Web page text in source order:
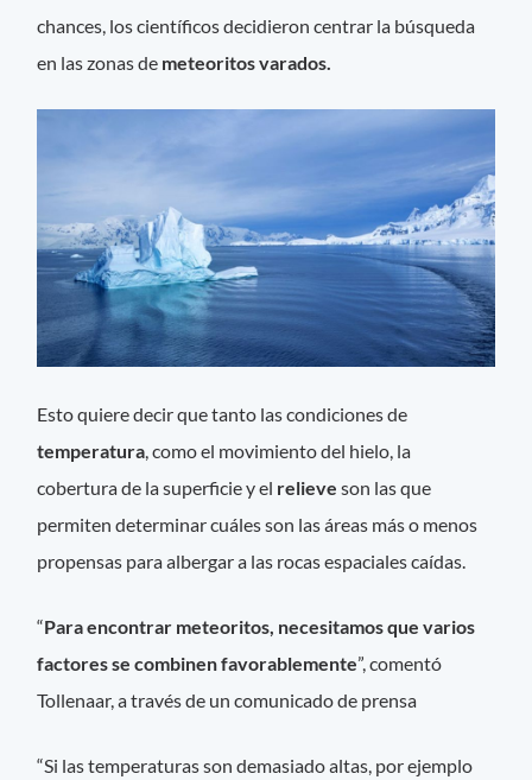
chances, los científicos decidieron centrar la búsqueda
en las zonas de meteoritos varados.
Esto quiere decir que tanto las condiciones de
temperatura, como el movimiento del hielo, la
cobertura de la superficie y el relieve son las que
permiten determinar cuáles son las áreas más o menos
propensas para albergar a las rocas espaciales caídas.
“Para encontrar meteoritos, necesitamos que varios
factores se combinen favorablemente”, comentó
Tollenaar, a través de un comunicado de prensa
“Si las temperaturas son demasiado altas, por ejemplo